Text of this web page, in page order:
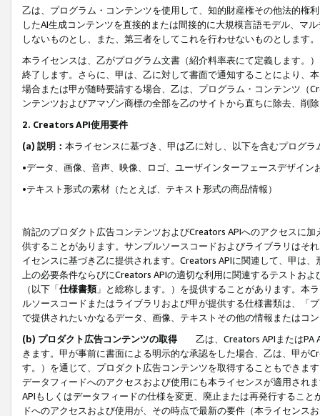
乙は、プログラム・コンテンツを使用して、知的財産権その他法的権
したAI生成コンテンツを直接的または間接的に大規模言語モデル、マ
しないものとし、また、第三者をしてこれを行わせないものとします。
本ライセンスは、乙がプログラム文書（紹介料率表にて定義します。
終了します。さらに、甲は、乙に対して書面で通知することにより、
場合または甲が随時要請する場合、乙は、プログラム・コンテンツ（
ンテンツおよびアマゾン商標の全部を乙のサイトから直ちに除去、削
2. Creators API使用要件
(a) 説明： 本ライセンスに基づき、甲は乙に対し、以下を含むプログ
•データ、画像、音声、映像、ロゴ、ユーザインターフェースデザイ
•テキスト形式の素材（たとえば、テキスト形式の商品情報）
前記のプロダクト広告コンテンツおよびCreators APIへのアクセスに
供することがあります。サンプルソースコードおよびライブラリはそ
イセンスに基づき乙に提供されます。Creators APIに関連して、甲は
上の必要条件ならびにCreators APIの適切な利用に関連するテストお
（以下「仕様書類」と総称します。）を提供することがあります。本
ルソースコードまたはライブラリおよび甲が提供する仕様書類は、「
で提供されたいかなるデータ、画像、テキストその他の情報またはコ
(b) プロダクト広告コンテンツの取得
乙は、Creators APIまたはPA
きます。甲が事前に書面による明示的な承認をした場合、乙は、甲が
す。）を通じて、プロダクト広告コンテンツを取得することもできま
データフィードへのアクセスおよび使用にも本ライセンスが適用され
APIもしくはデータフィードの仕様を変更、廃止または再発行するこ
ドへのアクセスおよび使用が、その時点で最新の要件（本ライセン